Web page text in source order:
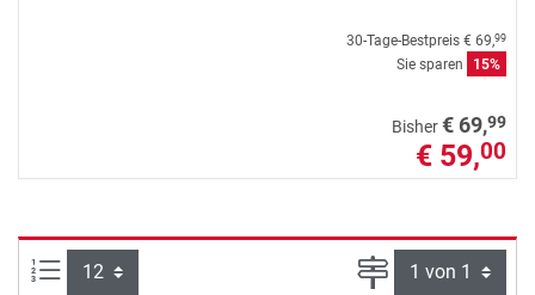
30-Tage-Bestpreis € 69,99
Sie sparen 15%
Bisher€ 69,99
€ 59,00
Artikel pro Seite: Seite